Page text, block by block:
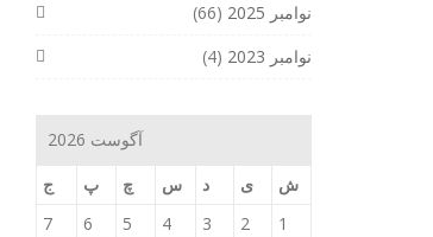
نوامبر 2025
(66)
نوامبر 2023
(4)
آگوست 2026
ش
ی د س چ پ
ج
1
2
3
4
5
6
7